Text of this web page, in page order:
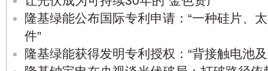
隆基绿能公布国际专利申请：“一种硅片、
件”
隆基绿能获得发明专利授权：“背接触电池